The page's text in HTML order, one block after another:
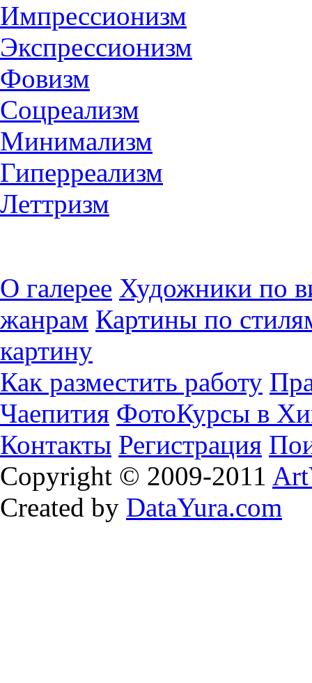
Импрессионизм
Экспрессионизм
Фовизм
Соцреализм
Минимализм
Гиперреализм
Леттризм
О галерее Художники по
жанрам Картины по
картину
Как разместить работу
Чаепития ФотоКурсы в
Контакты Регистрация
Copyright © 2009-2011
Created by DataYura.com